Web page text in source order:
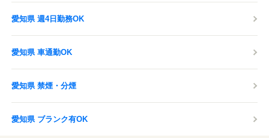
愛知県 週4日勤務OK
愛知県 車通勤OK
愛知県 禁煙・分煙
愛知県 ブランク有OK